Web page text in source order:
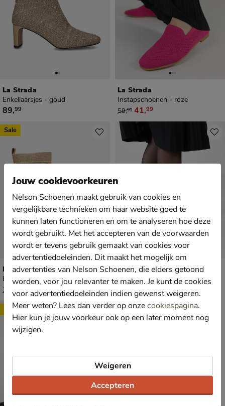
La Strada
Enkellaarsjes - goud
€ 89,99
89,99
La Strada
Instapschoenen - roze
van € 59,99 voor € 41,99
59,99 41,99
La Strada
Enkellaarsjes - goud
van € 79,99 voor € 55,99
79 55 , 99
Sale
La Strada
Rits- & gesloten boots - zwart
€ 89,99
89,
Sale
Jouw cookievoorkeuren
Nelson Schoenen maakt gebruik van cookies en
vergelijkbare technieken om haar website goed te
kunnen laten functioneren en om te analyseren hoe deze
wordt gebruikt. Met het accepteren van de voorwaarden
wordt er tevens gebruik gemaakt van cookies voor
advertentiedoeleinden. Dit maakt het mogelijk om
advertenties van Nelson Schoenen, die elders getoond
worden, voor jou relevanter te maken. Je kunt de cookies
voor advertentiedoeleinden indien gewenst weigeren.
Meer weten? Lees dan verder op onzecookiespagina.
Hier kun je jouw voorkeur ook op een later moment nog
wijzigen.
Accepteren
Weigeren